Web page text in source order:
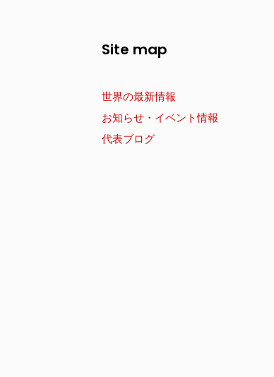
Site map
世界の最新情報
お知らせ・イベント情報
代表ブログ